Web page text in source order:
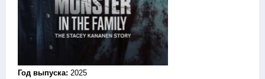
Год выпуска: 2025